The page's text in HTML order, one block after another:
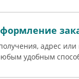
адрес
удобным